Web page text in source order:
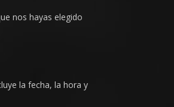
nos hayas elegido
la fecha, la hora y